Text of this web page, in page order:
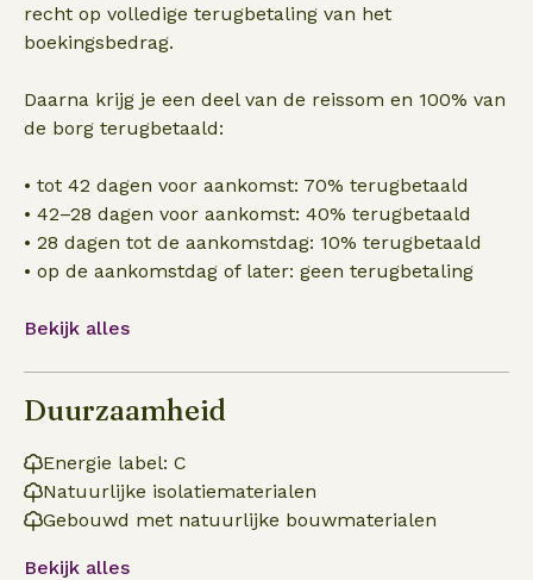
recht op volledige terugbetaling van het
boekingsbedrag.
Daarna krijg je een deel van de reissom en 100% van
de borg terugbetaald:
• tot 42 dagen voor aankomst: 70% terugbetaald
• 42–28 dagen voor aankomst: 40% terugbetaald
• 28 dagen tot de aankomstdag: 10% terugbetaald
• op de aankomstdag of later: geen terugbetaling
Bekijk alles
Duurzaamheid
Energie label: C
Natuurlijke isolatiematerialen
Gebouwd met natuurlijke bouwmaterialen
Bekijk alles